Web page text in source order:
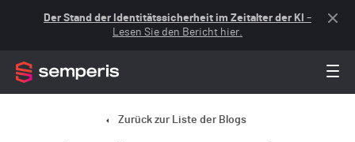
Der Stand der Identitätssicherheit im Zeitalter der KI –
Lesen Sie den Bericht hier.
Zurück zur Liste der Blogs